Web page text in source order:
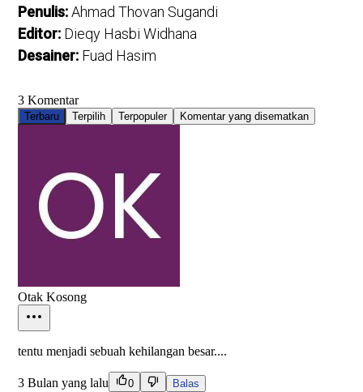
Penulis:Ahmad Thovan Sugandi
Editor: Dieqy Hasbi Widhana
Desainer: Fuad Hasim